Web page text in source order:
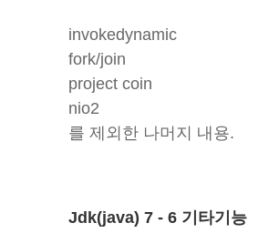
invokedynamic
fork/join
project coin
nio2
를 제외한 나머지 내용.
Jdk(java) 7 - 6 기타기능